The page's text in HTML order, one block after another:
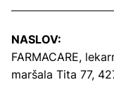
NASLOV:
FARMACARE,
maršala Tita 77,